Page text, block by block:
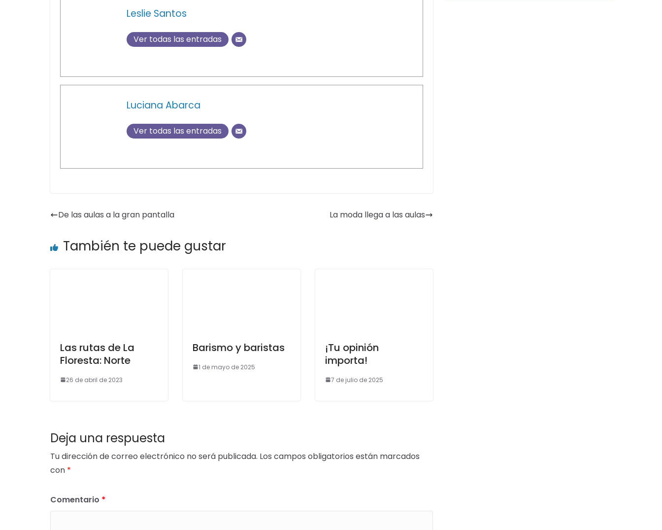
Leslie Santos
Ver todas las entradas
Luciana Abarca
Ver todas las entradas
De las aulas a la gran pantalla La moda llega a las aulas
También te puede gustar
Las rutas de La
Floresta: Norte
26 de abril de 2023
Barismo y baristas
1 de mayo de 2025
¡Tu opinión
importa!
7 de julio de 2025
Deja una respuesta
Tu dirección de correo electrónico no será publicada. Los campos obligatorios están marcados
con *
Comentario *